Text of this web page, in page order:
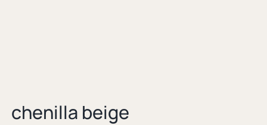
chenilla beige